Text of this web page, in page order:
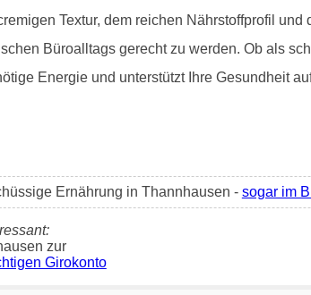
Textur, dem reichen Nährstoffprofil
Büroalltags gerecht zu werden. Ob als
Energie und unterstützt Ihre Gesundheit
Ernährung in Thannhausen - sogar im
zur
Girokonto